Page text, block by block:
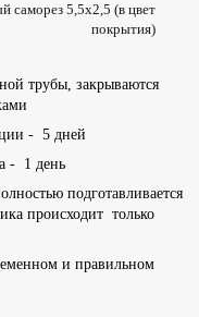
саморез 5,5х2,5 (в цвет
покрытия)
трубы, закрываются
- 5 дней
- 1 день
подготавливается
происходит только
и правильном